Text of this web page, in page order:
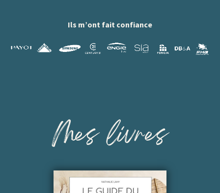
Ils m’ont fait confiance
Mes livres